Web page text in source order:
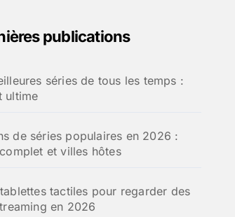
publications
séries de tous les temps :
ultime
de séries populaires en 2026 :
et villes hôtes
tactiles pour regarder des
en 2026